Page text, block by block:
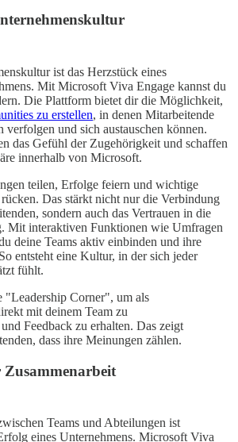
ist das Herzstück eines
Mit Microsoft Viva Engage kannst du
Die Plattform bietet dir die Möglichkeit,
zu erstellen, in denen Mitarbeitende
verfolgen und sich austauschen können.
das Gefühl der Zugehörigkeit und schaffen
innerhalb von Microsoft.
teilen, Erfolge feiern und wichtige
Das stärkt nicht nur die Verbindung
sondern auch das Vertrauen in die
Mit interaktiven Funktionen wie Umfragen
deine Teams aktiv einbinden und ihre
entsteht eine Kultur, in der sich jeder
fühlt.
"Leadership Corner", um als
mit deinem Team zu
Feedback zu erhalten. Das zeigt
dass ihre Meinungen zählen.
Zusammenarbeit
Teams und Abteilungen ist
eines Unternehmens. Microsoft Viva